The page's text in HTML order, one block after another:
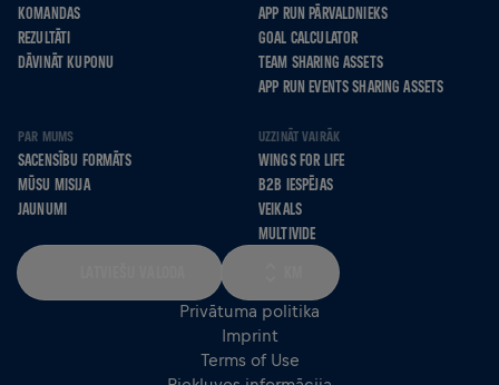
KOMANDAS
REZULTĀTI
DĀVINĀT KUPONU
APP RUN PĀRVALDNIEKS
GOAL CALCULATOR
TEAM SHARING ASSETS
APP RUN EVENTS SHARING ASSETS
PAR MUMS
SACENSĪBU FORMĀTS
MŪSU MISIJA
JAUNUMI
UZZINĀT VAIRĀK
WINGS FOR LIFE
B2B IESPĒJAS
VEIKALS
MULTIVIDE
Privātuma politika
Imprint
Terms of Use